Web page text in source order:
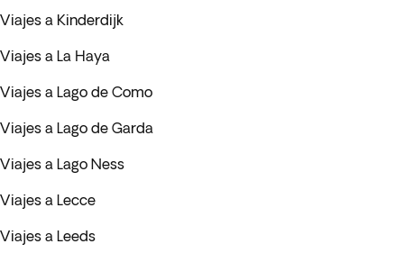
Viajes a Kinderdijk
Viajes a La Haya
Viajes a Lago de Como
Viajes a Lago de Garda
Viajes a Lago Ness
Viajes a Lecce
Viajes a Leeds